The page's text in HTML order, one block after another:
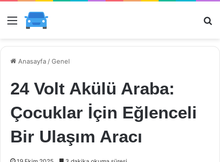
Menü
Anasayfa /Genel
24 Volt Akülü Araba:
Çocuklar İçin Eğlenceli
Bir Ulaşım Aracı